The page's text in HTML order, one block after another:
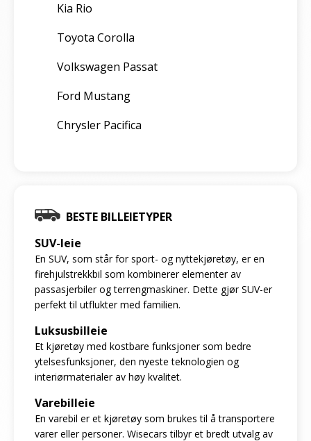
Kia Rio
Toyota Corolla
Volkswagen Passat
Ford Mustang
Chrysler Pacifica
BESTE BILLEIETYPER
SUV-leie
En SUV, som står for sport- og nyttekjøretøy, er en
firehjulstrekkbil som kombinerer elementer av
passasjerbiler og terrengmaskiner. Dette gjør SUV-er
perfekt til utflukter med familien.
Luksusbilleie
Et kjøretøy med kostbare funksjoner som bedre
ytelsesfunksjoner, den nyeste teknologien og
interiørmaterialer av høy kvalitet.
Varebilleie
En varebil er et kjøretøy som brukes til å transportere
varer eller personer. Wisecars tilbyr et bredt utvalg av